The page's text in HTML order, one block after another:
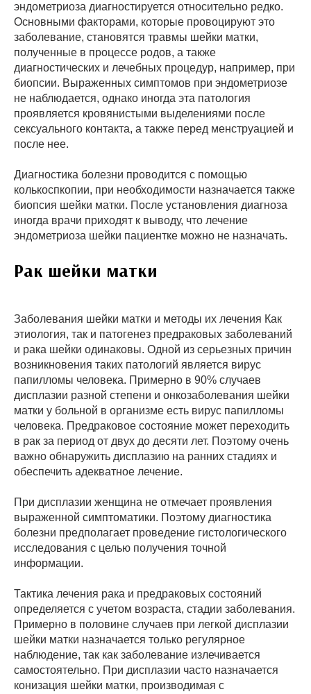
эндометриоза диагностируется относительно редко.
Основными факторами, которые провоцируют это
заболевание, становятся травмы шейки матки,
полученные в процессе родов, а также
диагностических и лечебных процедур, например, при
биопсии. Выраженных симптомов при эндометриозе
не наблюдается, однако иногда эта патология
проявляется кровянистыми выделениями после
сексуального контакта, а также перед менструацией и
после нее.
Диагностика болезни проводится с помощью
колькоспкопии, при необходимости назначается также
биопсия шейки матки. После установления диагноза
иногда врачи приходят к выводу, что лечение
эндометриоза шейки пациентке можно не назначать.
Рак шейки матки
Заболевания шейки матки и методы их лечения Как
этиология, так и патогенез предраковых заболеваний
и рака шейки одинаковы. Одной из серьезных причин
возникновения таких патологий является вирус
папилломы человека. Примерно в 90% случаев
дисплазии разной степени и онкозаболевания шейки
матки у больной в организме есть вирус папилломы
человека. Предраковое состояние может переходить
в рак за период от двух до десяти лет. Поэтому очень
важно обнаружить дисплазию на ранних стадиях и
обеспечить адекватное лечение.
При дисплазии женщина не отмечает проявления
выраженной симптоматики. Поэтому диагностика
болезни предполагает проведение гистологического
исследования с целью получения точной
информации.
Тактика лечения рака и предраковых состояний
определяется с учетом возраста, стадии заболевания.
Примерно в половине случаев при легкой дисплазии
шейки матки назначается только регулярное
наблюдение, так как заболевание излечивается
самостоятельно. При дисплазии часто назначается
конизация шейки матки, производимая с